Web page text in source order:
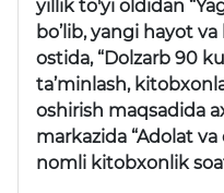
yillik to'yi oldidan
bo’lib, yangi hayot
ostida, “Dolzarb 90
ta’minlash,
oshirish maqsadida
markazida “Adolat
nomli kitobxonlik